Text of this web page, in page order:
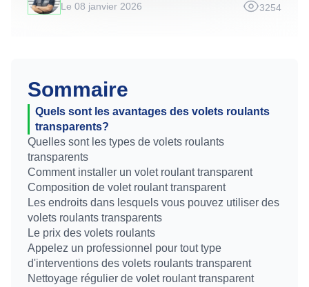
Le 08 janvier 2026 3254
Sommaire
Quels sont les avantages des volets roulants
transparents?
Quelles sont les types de volets roulants
transparents
Comment installer un volet roulant transparent
Composition de volet roulant transparent
Les endroits dans lesquels vous pouvez utiliser des
volets roulants transparents
Le prix des volets roulants
Appelez un professionnel pour tout type
d'interventions des volets roulants transparent
Nettoyage régulier de volet roulant transparent